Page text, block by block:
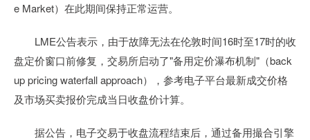
e Market）在此期间保持正常运营。
LME公告表示，由于故障无法在伦敦时间16时至17时的收
盘定价窗口前修复，交易所启动了"备用定价瀑布机制"（back
up pricing waterfall approach），参考电子平台最新成交价格
及市场买卖报价完成当日收盘价计算。
据公告，电子交易于收盘流程结束后，通过备用撮合引擎